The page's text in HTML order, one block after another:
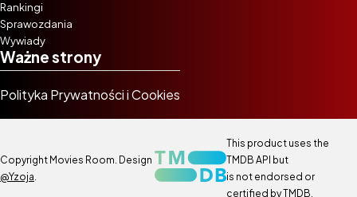
Rankingi
Sprawozdania
Wywiady
Ważne strony
Polityka Prywatności i Cookies
Copyright Movies Room. Design
@Yzoja.
This product uses the
TMDB API but
is not endorsed or
certified by TMDB.